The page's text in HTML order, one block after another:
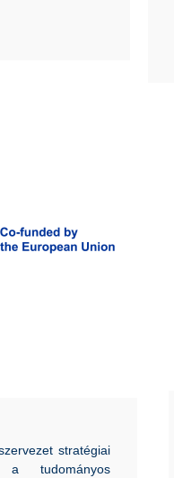
stratégiai
a tudományos